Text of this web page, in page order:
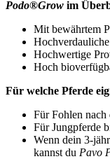
Podo®Grow im
Mit bewährtem
Hochwertige
Hoch
Für welche Pferde
Für Fohlen nach
Für Jungpferde
Wenn dein 3-
kannst du Pavo